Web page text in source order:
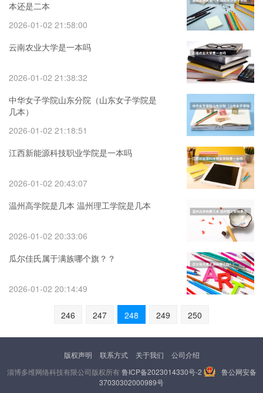
本还是二本
2026-01-02 21:58:00
云南农业大学是一本吗
2026-01-02 21:38:32
中华女子学院山东分院（山东女子学院是
几本）
2026-01-02 21:18:51
江西新能源科技职业学院是一本吗
2026-01-02 20:43:07
温州高学院是几本 温州理工学院是几本
2026-01-02 20:33:06
瓜尔佳氏属于满族哪个旗？？
2026-01-02 20:14:49
246 247 248 249 250
版权声明 联系方式 关于我们
公司介绍
淄博多维网络科技有限公司版权所有鲁ICP备2023014330号-2
鲁公网安备
37030302000989号